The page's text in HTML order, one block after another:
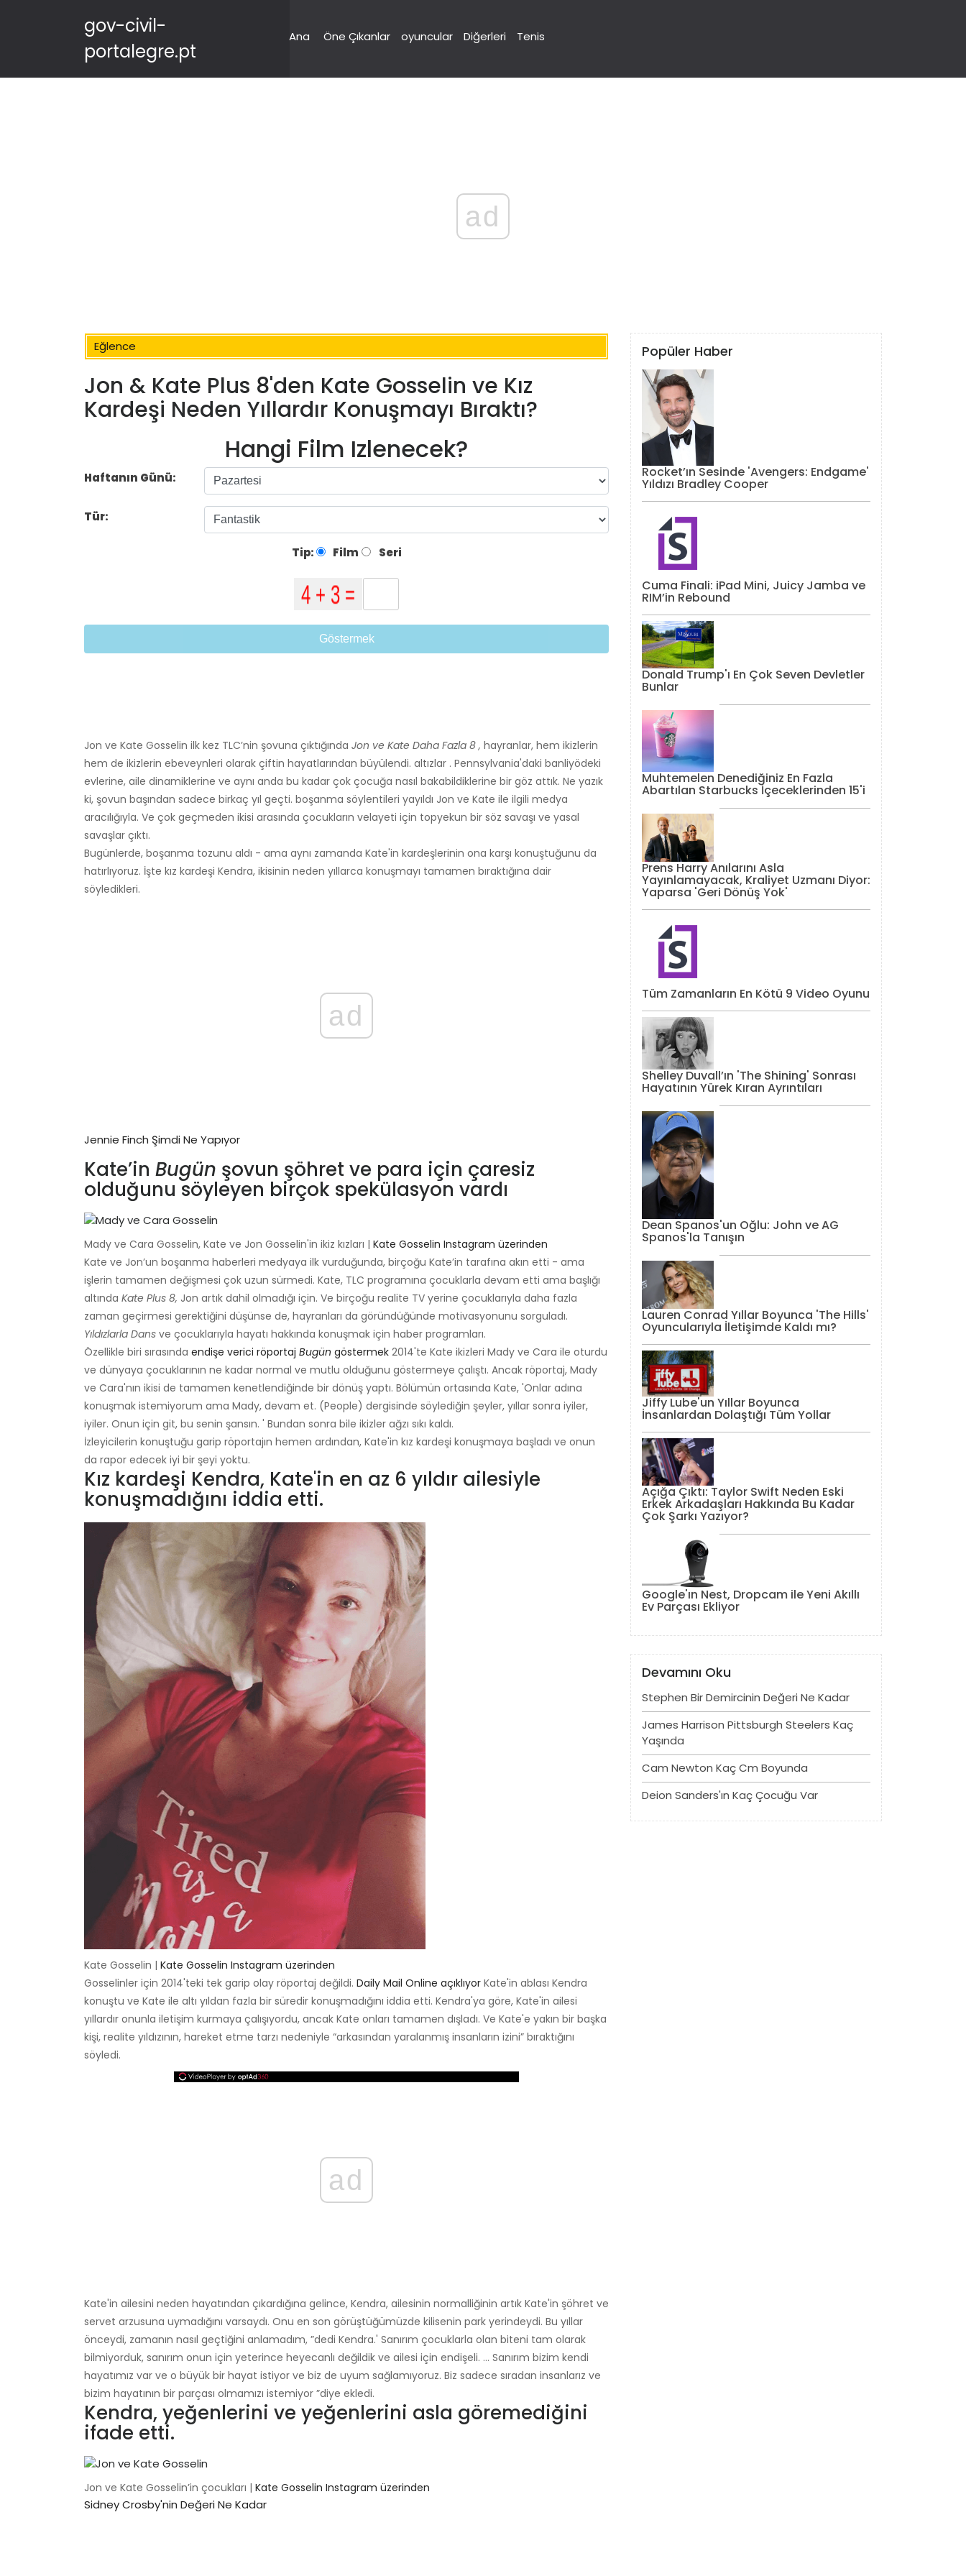
gov-civil-
portalegre.pt
Ana Öne Çıkanlar oyuncular Diğerleri Tenis
ad
Eğlence
Jon & Kate Plus 8'den Kate Gosselin ve Kız
Kardeşi Neden Yıllardır Konuşmayı Bıraktı?
Hangi Film Izlenecek?
Haftanın Günü:
Tür:
Tip: Film Seri
Göstermek
Jon ve Kate Gosselin ilk kez TLC’nin şovuna çıktığında Jon ve Kate Daha Fazla 8 , hayranlar, hem ikizlerin
hem de ikizlerin ebeveynleri olarak çiftin hayatlarından büyülendi. altızlar . Pennsylvania'daki banliyödeki
evlerine, aile dinamiklerine ve aynı anda bu kadar çok çocuğa nasıl bakabildiklerine bir göz attık. Ne yazık
ki, şovun başından sadece birkaç yıl geçti. boşanma söylentileri yayıldı Jon ve Kate ile ilgili medya
aracılığıyla. Ve çok geçmeden ikisi arasında çocukların velayeti için topyekun bir söz savaşı ve yasal
savaşlar çıktı.
Bugünlerde, boşanma tozunu aldı - ama aynı zamanda Kate'in kardeşlerinin ona karşı konuştuğunu da
hatırlıyoruz. İşte kız kardeşi Kendra, ikisinin neden yıllarca konuşmayı tamamen bıraktığına dair
söyledikleri.
ad
Jennie Finch Şimdi Ne Yapıyor
Kate’in Bugün şovun şöhret ve para için çaresiz
olduğunu söyleyen birçok spekülasyon vardı
Mady ve Cara Gosselin, Kate ve Jon Gosselin'in ikiz kızları | Kate Gosselin Instagram üzerinden
Kate ve Jon’un boşanma haberleri medyaya ilk vurduğunda, birçoğu Kate’in tarafına akın etti - ama
işlerin tamamen değişmesi çok uzun sürmedi. Kate, TLC programına çocuklarla devam etti ama başlığı
altında Kate Plus 8, Jon artık dahil olmadığı için. Ve birçoğu realite TV yerine çocuklarıyla daha fazla
zaman geçirmesi gerektiğini düşünse de, hayranları da göründüğünde motivasyonunu sorguladı.
Yıldızlarla Dans ve çocuklarıyla hayatı hakkında konuşmak için haber programları.
Özellikle biri sırasında endişe verici röportaj Bugün göstermek 2014'te Kate ikizleri Mady ve Cara ile oturdu
ve dünyaya çocuklarının ne kadar normal ve mutlu olduğunu göstermeye çalıştı. Ancak röportaj, Mady
ve Cara'nın ikisi de tamamen kenetlendiğinde bir dönüş yaptı. Bölümün ortasında Kate, 'Onlar adına
konuşmak istemiyorum ama Mady, devam et. (People) dergisinde söylediğin şeyler, yıllar sonra iyiler,
iyiler. Onun için git, bu senin şansın. ' Bundan sonra bile ikizler ağzı sıkı kaldı.
İzleyicilerin konuştuğu garip röportajın hemen ardından, Kate'in kız kardeşi konuşmaya başladı ve onun
da rapor edecek iyi bir şeyi yoktu.
Kız kardeşi Kendra, Kate'in en az 6 yıldır ailesiyle
konuşmadığını iddia etti.
Kate Gosselin | Kate Gosselin Instagram üzerinden
Gosselinler için 2014'teki tek garip olay röportaj değildi. Daily Mail Online açıklıyor Kate'in ablası Kendra
konuştu ve Kate ile altı yıldan fazla bir süredir konuşmadığını iddia etti. Kendra'ya göre, Kate'in ailesi
yıllardır onunla iletişim kurmaya çalışıyordu, ancak Kate onları tamamen dışladı. Ve Kate'e yakın bir başka
kişi, realite yıldızının, hareket etme tarzı nedeniyle “arkasından yaralanmış insanların izini” bıraktığını
söyledi.
ad
Kate'in ailesini neden hayatından çıkardığına gelince, Kendra, ailesinin normalliğinin artık Kate'in şöhret ve
servet arzusuna uymadığını varsaydı. Onu en son görüştüğümüzde kilisenin park yerindeydi. Bu yıllar
önceydi, zamanın nasıl geçtiğini anlamadım, ”dedi Kendra.' Sanırım çocuklarla olan biteni tam olarak
bilmiyorduk, sanırım onun için yeterince heyecanlı değildik ve ailesi için endişeli. … Sanırım bizim kendi
hayatımız var ve o büyük bir hayat istiyor ve biz de uyum sağlamıyoruz. Biz sadece sıradan insanlarız ve
bizim hayatının bir parçası olmamızı istemiyor ”diye ekledi.
Kendra, yeğenlerini ve yeğenlerini asla göremediğini
ifade etti.
Jon ve Kate Gosselin’in çocukları | Kate Gosselin Instagram üzerinden
Sidney Crosby'nin Değeri Ne Kadar
Popüler Haber
Rocket’ın Sesinde 'Avengers: Endgame'
Yıldızı Bradley Cooper
Cuma Finali: iPad Mini, Juicy Jamba ve
RIM’in Rebound
Donald Trump'ı En Çok Seven Devletler
Bunlar
Muhtemelen Denediğiniz En Fazla
Abartılan Starbucks İçeceklerinden 15'i
Prens Harry Anılarını Asla
Yayınlamayacak, Kraliyet Uzmanı Diyor:
Yaparsa 'Geri Dönüş Yok'
Tüm Zamanların En Kötü 9 Video Oyunu
Shelley Duvall’ın 'The Shining' Sonrası
Hayatının Yürek Kıran Ayrıntıları
Dean Spanos'un Oğlu: John ve AG
Spanos'la Tanışın
Lauren Conrad Yıllar Boyunca 'The Hills'
Oyuncularıyla İletişimde Kaldı mı?
Jiffy Lube'un Yıllar Boyunca
İnsanlardan Dolaştığı Tüm Yollar
Açığa Çıktı: Taylor Swift Neden Eski
Erkek Arkadaşları Hakkında Bu Kadar
Çok Şarkı Yazıyor?
Google'ın Nest, Dropcam ile Yeni Akıllı
Ev Parçası Ekliyor
Devamını Oku
Stephen Bir Demircinin Değeri Ne Kadar
James Harrison Pittsburgh Steelers Kaç
Yaşında
Cam Newton Kaç Cm Boyunda
Deion Sanders'ın Kaç Çocuğu Var